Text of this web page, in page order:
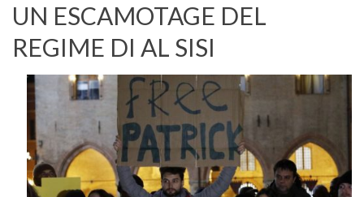
UN ESCAMOTAGE DEL
REGIME DI AL SISI